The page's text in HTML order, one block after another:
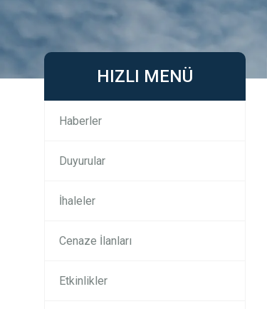
HIZLI MENÜ
Haberler
Duyurular
İhaleler
Cenaze İlanları
Etkinlikler